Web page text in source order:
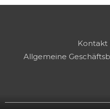
Kontakt
Allgemeine